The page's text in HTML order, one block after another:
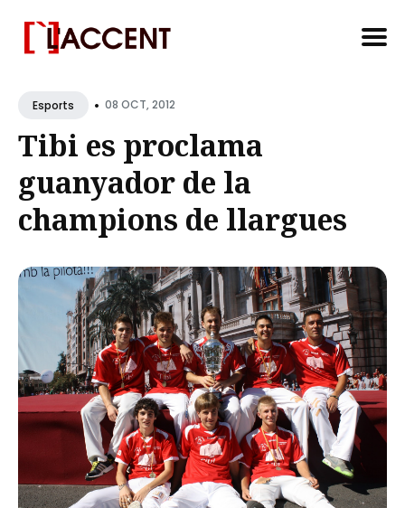
for
Blog
Esports • 08 OCT, 2012
Tibi es proclama
guanyador de la
champions de llargues